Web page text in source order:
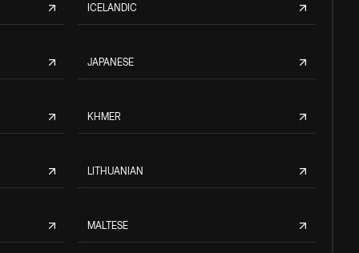
ICELANDIC
JAPANESE
KHMER
LITHUANIAN
MALTESE